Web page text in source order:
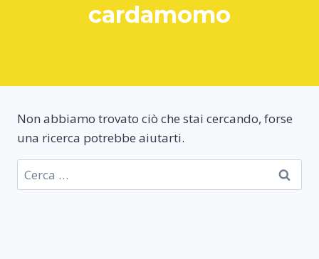
cardamomo
Non abbiamo trovato ciò che stai cercando, forse
una ricerca potrebbe aiutarti.
Ricerca
per: